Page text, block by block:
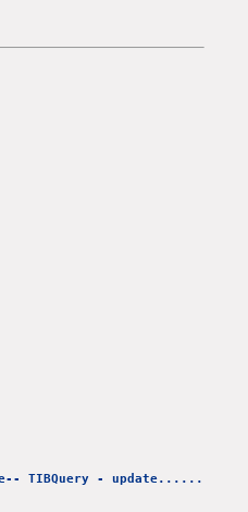
TIBQuery - update......